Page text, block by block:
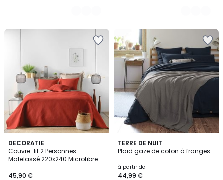
DECORATIE
Couvre-lit 2 Personnes
Matelassé 220x240 Microfibre
45,90 €
3
Couleurs
TERRE DE NUIT
Plaid gaze de coton à franges
à partir de
44,99 €
4
/
11
Couleurs